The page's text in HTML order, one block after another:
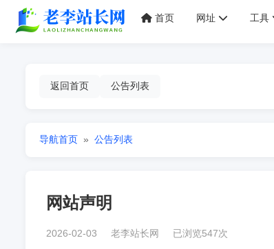
首页 网址 工具
返回首页 公告列表
导航首页 » 公告列表
网站声明
2026-02-03 老李站长网 已浏览547次